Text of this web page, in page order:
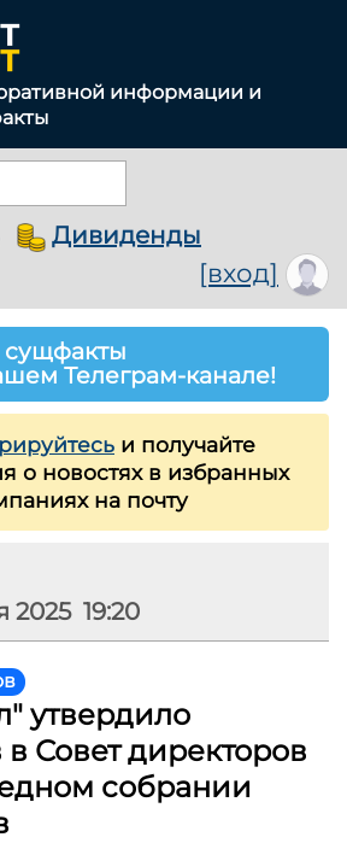
информации и
Дивиденды
[вход]
сущфакты
Телеграм-канале!
и получайте
о новостях в избранных
на почту
2025 19:20
утвердило
Совет директоров
собрании